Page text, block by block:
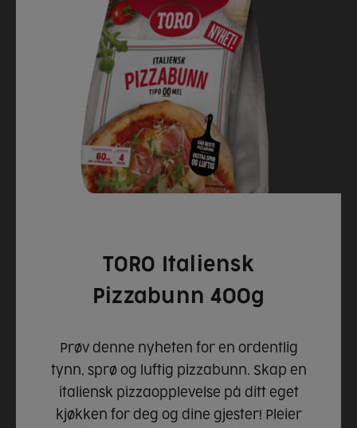
TORO Italiensk
Pizzabunn 400g
Prøv denne nyheten for en ordentlig
tynn, sprø og luftig pizzabunn. Skap en
italiensk pizzaopplevelse på ditt eget
kjøkken for deg og dine gjester! Pleier